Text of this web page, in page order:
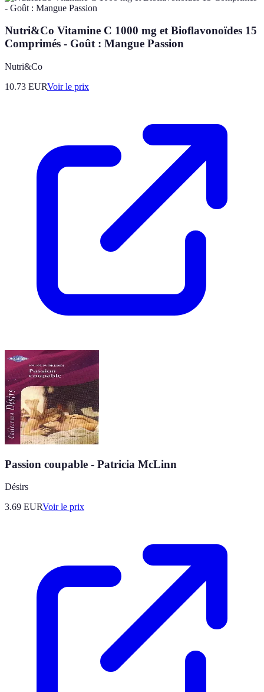
Nutri&Co Vitamine C 1000 mg et Bioflavonoïdes 15
Comprimés - Goût : Mangue Passion
Nutri&Co
10.73 EURVoir le prix
Passion coupable - Patricia McLinn
Désirs
3.69 EURVoir le prix